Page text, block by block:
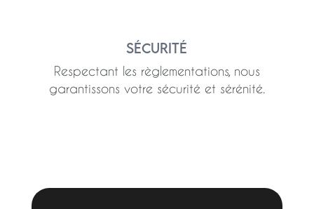
Sécurité
Respectant les règlementations, nous
garantissons votre sécurité et sérénité.